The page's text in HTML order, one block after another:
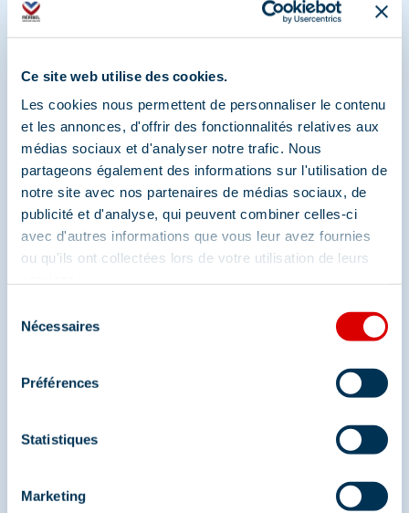
Ce site web utilise des cookies.
Les cookies nous permettent de personnaliser le contenu
et les annonces, d'offrir des fonctionnalités relatives aux
médias sociaux et d'analyser notre trafic. Nous
partageons également des informations sur l'utilisation de
notre site avec nos partenaires de médias sociaux, de
publicité et d'analyse, qui peuvent combiner celles-ci
avec d'autres informations que vous leur avez fournies
ou qu'ils ont collectées lors de votre utilisation de leurs
Nécessaires
Préférences
Statistiques
Marketing
Partagez vos moments à
Méribel
Et retrouvez-nous sur les réseaux sociaux